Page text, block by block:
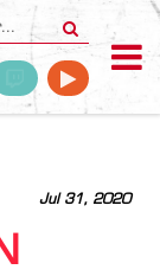
Jul 31, 2020